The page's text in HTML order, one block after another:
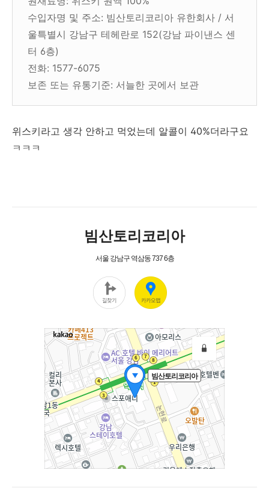
수입자명 및 주소: 빔산토리코리아 유한회사 / 서
울특별시 강남구 테헤란로 152(강남 파이낸스 센
터 6층)
전화: 1577-6075
보존 또는 유통기준: 서늘한 곳에서 보관
위스키라고 생각 안하고 먹었는데 알콜이 40%더라구요
ㅋㅋㅋ